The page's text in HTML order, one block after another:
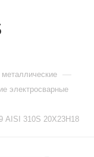
—
электросварные
AISI 310S 20Х23Н18